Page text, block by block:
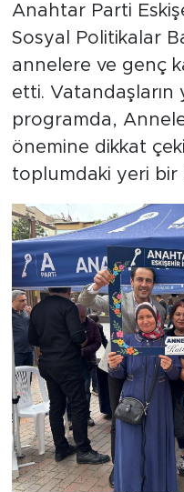
Anahtar Parti
Sosyal Politikalar
annelere ve genç
etti.
programda,
önemine dikkat
toplumdaki yeri bir